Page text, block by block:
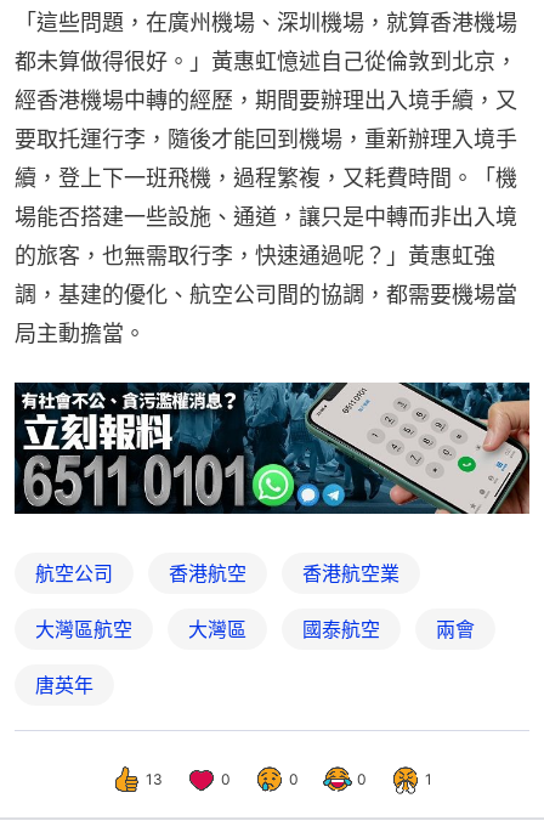
「這些問題，在廣州機場、深圳機場，就算香港機場
都未算做得很好。」黃惠虹憶述自己從倫敦到北京，
經香港機場中轉的經歷，期間要辦理出入境手續，又
要取托運行李，隨後才能回到機場，重新辦理入境手
續，登上下一班飛機，過程繁複，又耗費時間。「機
場能否搭建一些設施、通道，讓只是中轉而非出入境
的旅客，也無需取行李，快速通過呢？」黃惠虹強
調，基建的優化、航空公司間的協調，都需要機場當
局主動擔當。
航空公司 香港航空 香港航空業
大灣區航空 大灣區 國泰航空 兩會
唐英年
13 0 0 0 1